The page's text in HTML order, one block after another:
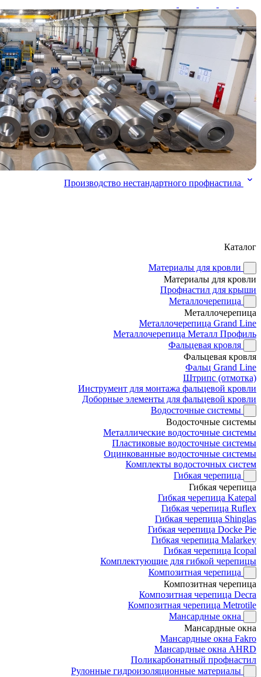
Производство нестандартного профнастила
Каталог
Материалы для кровли
Материалы для кровли
Профнастил для крыши
Металлочерепица
Металлочерепица
Металлочерепица Grand Line
Металлочерепица Металл Профиль
Фальцевая кровля
Фальцевая кровля
Фальц Grand Line
Штрипс (отмотка)
Инструмент для монтажа фальцевой кровли
Доборные элементы для фальцевой кровли
Водосточные системы
Водосточные системы
Металлические водосточные системы
Пластиковые водосточные системы
Оцинкованные водосточные системы
Комплекты водосточных систем
Гибкая черепица
Гибкая черепица
Гибкая черепица Katepal
Гибкая черепица Ruflex
Гибкая черепица Shinglas
Гибкая черепица Docke Pie
Гибкая черепица Malarkey
Гибкая черепица Icopal
Комплектующие для гибкой черепицы
Композитная черепица
Композитная черепица
Композитная черепица Decra
Композитная черепица Metrotile
Мансардные окна
Мансардные окна
Мансардные окна Fakro
Мансардные окна AHRD
Поликарбонатный профнастил
Рулонные гидроизоляционные материалы